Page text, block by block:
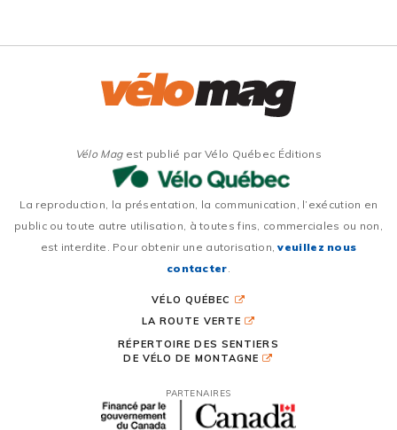
Vélo Magest publié par Vélo Québec Éditions
La reproduction, la présentation, la communication, l’exécution en
public ou toute autre utilisation, à toutes fins, commerciales ou non,
est interdite. Pour obtenir une autorisation,veuillez nous
contacter.
VÉLO QUÉBEC
LA ROUTE VERTE
RÉPERTOIRE DES SENTIERS
DE VÉLO DE MONTAGNE
PARTENAIRES